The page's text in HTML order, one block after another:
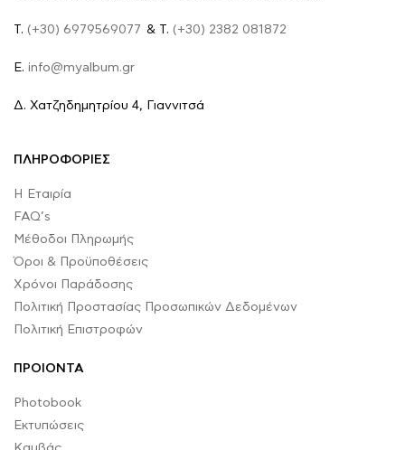
Τ. (+30) 6979569077 & Τ. (+30) 2382 081872
E. info@myalbum.gr
Δ. Χατζηδημητρίου 4, Γιαννιτσά
ΠΛΗΡΟΦΟΡΙΕΣ
Η Εταιρία
FAQ’s
Μέθοδοι Πληρωμής
Όροι & Προϋποθέσεις
Χρόνοι Παράδοσης
Πολιτική Προστασίας Προσωπικών Δεδομένων
Πολιτική Επιστροφών
ΠΡΟΙΟΝΤΑ
Photobook
Εκτυπώσεις